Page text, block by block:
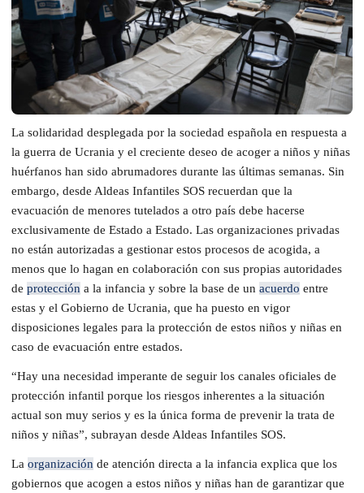
La solidaridad desplegada por la sociedad española en respuesta a
la guerra de Ucrania y el creciente deseo de acoger a niños y niñas
huérfanos han sido abrumadores durante las últimas semanas. Sin
embargo, desde Aldeas Infantiles SOS recuerdan que la
evacuación de menores tutelados a otro país debe hacerse
exclusivamente de Estado a Estado. Las organizaciones privadas
no están autorizadas a gestionar estos procesos de acogida, a
menos que lo hagan en colaboración con sus propias autoridades
de protección a la infancia y sobre la base de un acuerdo entre
estas y el Gobierno de Ucrania, que ha puesto en vigor
disposiciones legales para la protección de estos niños y niñas en
caso de evacuación entre estados.
“Hay una necesidad imperante de seguir los canales oficiales de
protección infantil porque los riesgos inherentes a la situación
actual son muy serios y es la única forma de prevenir la trata de
niños y niñas”, subrayan desde Aldeas Infantiles SOS.
La organización de atención directa a la infancia explica que los
gobiernos que acogen a estos niños y niñas han de garantizar que